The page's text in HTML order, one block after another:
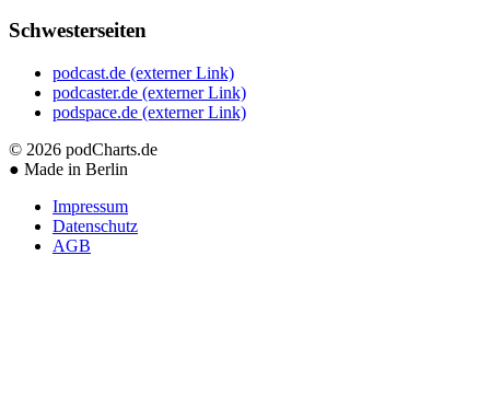
Schwesterseiten
podcast.de (externer Link)
podcaster.de (externer Link)
podspace.de (externer Link)
© 2026 podCharts.de
● Made in Berlin
Impressum
Datenschutz
AGB